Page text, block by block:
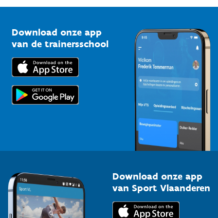
Bedrijven
Trainers en begeleiders
Topsporters
Vlaamse Trainersschool
Kennisplatform
Downloads
Voor de pers
Download onze app
van de trainersschool
Download onze app
van Sport Vlaanderen